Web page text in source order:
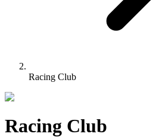
Racing Club
Racing Club